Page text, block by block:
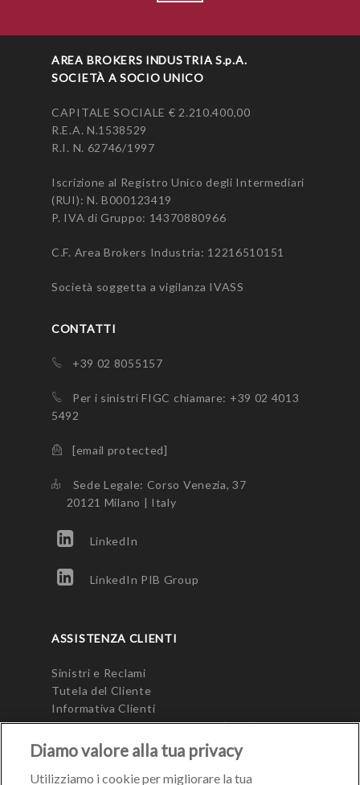
AREA BROKERS INDUSTRIA S.p.A.
SOCIETÀ A SOCIO UNICO
CAPITALE SOCIALE € 2.210.400,00
R.E.A. N.1538529
R.I. N. 62746/1997
Iscrizione al Registro Unico degli Intermediari
(RUI): N.B000123419
P. IVA di Gruppo: 14370880966
C.F. Area Brokers Industria: 12216510151
Società soggetta a vigilanza IVASS
CONTATTI
+39 02 8055157
Per i sinistri FIGC chiamare: +39 02 4013
5492
[email protected]
Sede Legale: Corso Venezia, 37
20121 Milano | Italy
LinkedIn
LinkedIn PIB Group
ASSISTENZA CLIENTI
Sinistri e Reclami
Tutela del Cliente
Informativa Clienti
Modulo Unico Precontrattuale (MUP)
Diamo valore alla tua privacy
Utilizziamo i cookie per migliorare la tua